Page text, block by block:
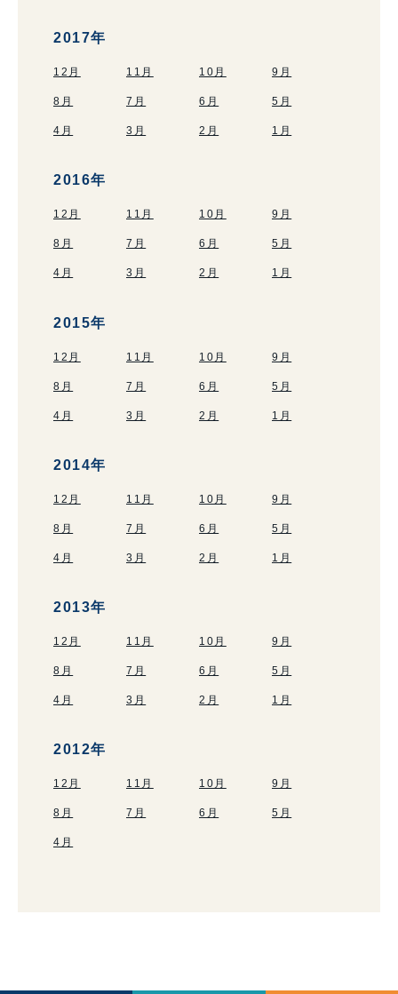
2017年
12月 11月 10月 9月
8月 7月 6月 5月
4月 3月 2月 1月
2016年
12月 11月 10月 9月
8月 7月 6月 5月
4月 3月 2月 1月
2015年
12月 11月 10月 9月
8月 7月 6月 5月
4月 3月 2月 1月
2014年
12月 11月 10月 9月
8月 7月 6月 5月
4月 3月 2月 1月
2013年
12月 11月 10月 9月
8月 7月 6月 5月
4月 3月 2月 1月
2012年
12月 11月 10月 9月
8月 7月 6月 5月
4月